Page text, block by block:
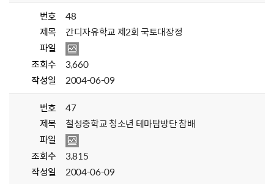
번호
48
제목
간디자유학교 제2회 국토대장정
파일
조회수
3,660
작성일
2004-06-09
번호
47
제목
철성중학교 청소년 테마탐방단 참배
파일
조회수
3,815
작성일
2004-06-09